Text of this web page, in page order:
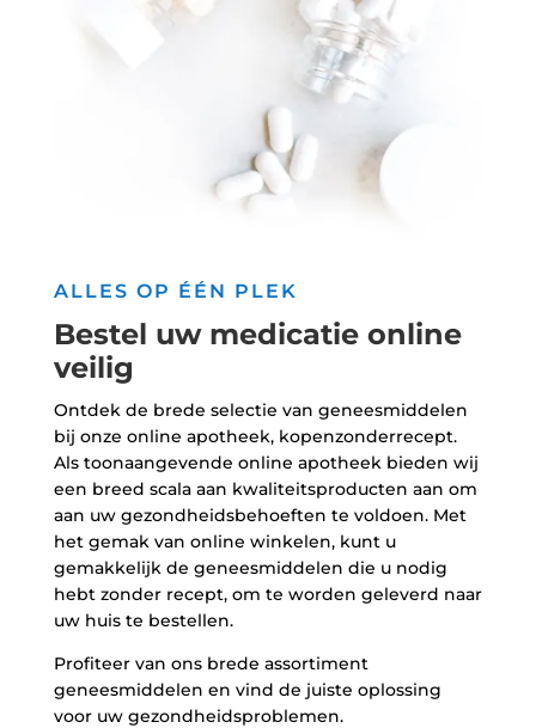
ALLES OP ÉÉN PLEK
Bestel uw medicatie online
veilig
Ontdek de brede selectie van geneesmiddelen
bij onze online apotheek, kopenzonderrecept.
Als toonaangevende online apotheek bieden wij
een breed scala aan kwaliteitsproducten aan om
aan uw gezondheidsbehoeften te voldoen. Met
het gemak van online winkelen, kunt u
gemakkelijk de geneesmiddelen die u nodig
hebt zonder recept, om te worden geleverd naar
uw huis te bestellen.
Profiteer van ons brede assortiment
geneesmiddelen en vind de juiste oplossing
voor uw gezondheidsproblemen.